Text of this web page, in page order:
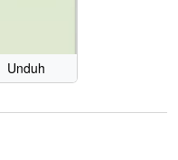
Unduh